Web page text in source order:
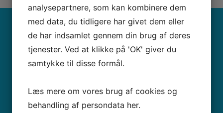
KONTAKTINFO
Waimea Digital ApS
Gammel Vartov Vej 2
CVR nr.36417978
Tel.: 71995859
analysepartnere, som kan kombinere dem
med data, du tidligere har givet dem eller
de har indsamlet gennem din brug af deres
tjenester. Ved at klikke på 'OK' giver du
samtykke til disse formål.
Læs mere om vores brug af cookies og
behandling af persondata her.